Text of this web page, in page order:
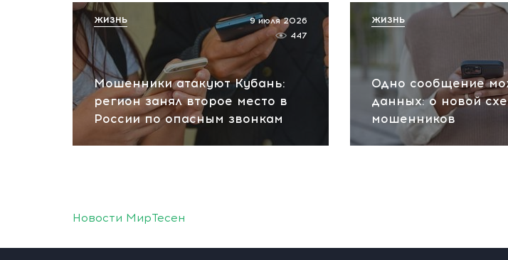
Мошенники атакуют Кубань:
регион занял второе место в
России по опасным звонкам
9 июля 2026
447
ЖИЗНЬ
Одно сообщение
данных: о новой
мошенников
ЖИЗНЬ
Новости МирТесен